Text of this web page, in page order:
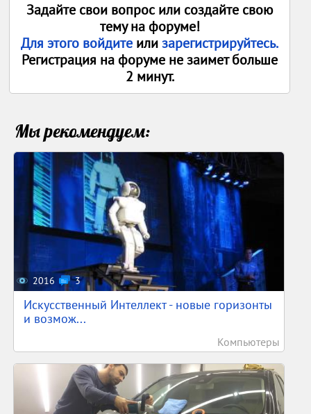
Задайте свои вопрос или создайте свою
тему на форуме!
Для этого войдите илизарегистрируйтесь.
Регистрация на форуме не заимет больше
2 минут.
Мы рекомендуем:
2016 3
Искусственный Интеллект - новые горизонты
и возмож...
Компьютеры